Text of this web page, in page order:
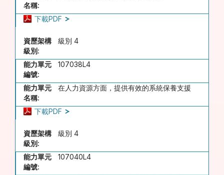
名稱:
下載PDF
資歷架構
級別:
級別 4
能力單元
編號:
107038L4
能力單元
名稱:
在人力資源方面，提供有效的系統保養支援
下載PDF
資歷架構
級別:
級別 4
能力單元
編號:
107040L4